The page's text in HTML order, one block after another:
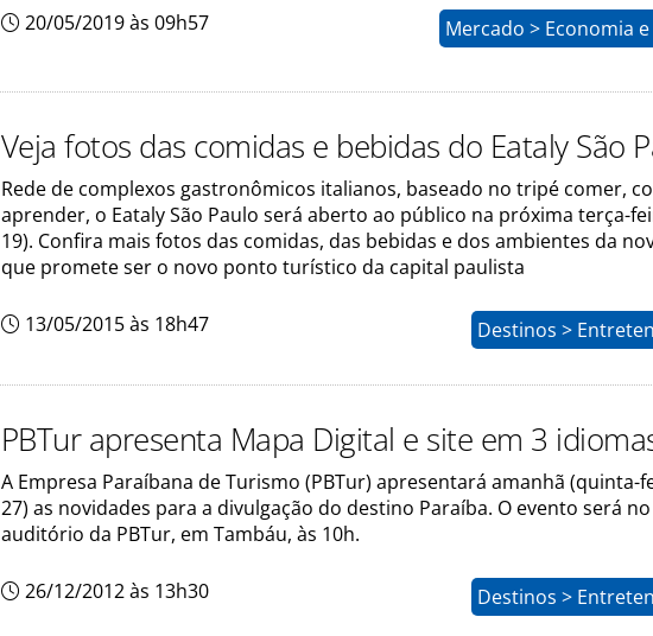
20/05/2019 às 09h57 Mercado > Economia
Veja fotos das comidas e bebidas do Eataly São
Rede de complexos gastronômicos italianos, baseado no tripé comer,
aprender, o Eataly São Paulo será aberto ao público na próxima terça-
19). Confira mais fotos das comidas, das bebidas e dos ambientes da
que promete ser o novo ponto turístico da capital paulista
13/05/2015 às 18h47 Destinos >
PBTur apresenta Mapa Digital e site em 3
A Empresa Paraíbana de Turismo (PBTur) apresentará amanhã (quinta-
27) as novidades para a divulgação do destino Paraíba. O evento será no
auditório da PBTur, em Tambáu, às 10h.
26/12/2012 às 13h30 Destinos >